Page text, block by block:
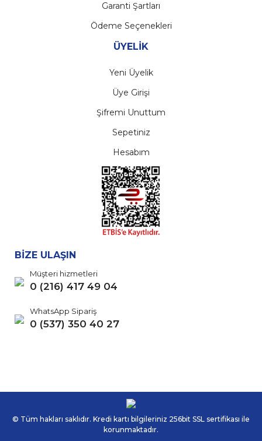
Garanti Şartları
Ödeme Seçenekleri
ÜYELİK
Yeni Üyelik
Üye Girişi
Şifremi Unuttum
Sepetiniz
Hesabım
BİZE ULAŞIN
Müşteri hizmetleri
0 (216) 417 49 04
WhatsApp Sipariş
0 (537) 350 40 27
© Tüm hakları saklıdır. Kredi kartı bilgileriniz 256bit SSL sertifikası ile
korunmaktadır.